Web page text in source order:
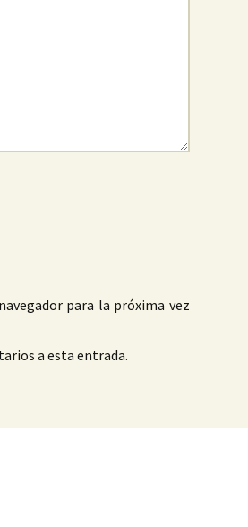
para la próxima vez
a esta entrada.